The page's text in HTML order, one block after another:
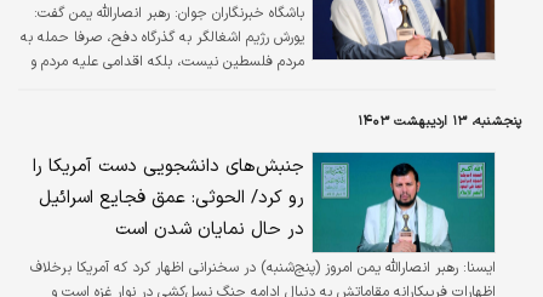
باشگاه خبرنگاران جوان: رهبر انصارالله یمن گفت:
یورش رژیم اشغالگر به گذرگاه دفح، صرفا حمله به
مردم فلسطین نیست، بلکه اقدامی علیه مردم و
پنجشنبه، ۱۳ اردیبهشت ۱۴۰۳
جنبش‌های دانشجویی دست آمریکا را
رو کرد/ الحوثی: عمق فجایع اسرائیل
در حال نمایان شدن است
ايسنا: رهبر انصارالله یمن امروز (پنج‌شنبه) در سخنرانی اظهار کرد که آمریکا برخلاف
اظهارات فریبکارانه مقاماتش به دنبال ادامه جنگ نسل‌کشی در نوار غزه است و